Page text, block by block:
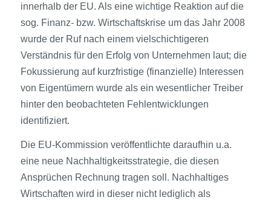
innerhalb der EU. Als eine wichtige Reaktion auf die
sog. Finanz- bzw. Wirtschaftskrise um das Jahr 2008
wurde der Ruf nach einem vielschichtigeren
Verständnis für den Erfolg von Unternehmen laut; die
Fokussierung auf kurzfristige (finanzielle) Interessen
von Eigentümern wurde als ein wesentlicher Treiber
hinter den beobachteten Fehlentwicklungen
identifiziert.
Die EU-Kommission veröffentlichte daraufhin u.a.
eine neue Nachhaltigkeitsstrategie, die diesen
Ansprüchen Rechnung tragen soll. Nachhaltiges
Wirtschaften wird in dieser nicht lediglich als